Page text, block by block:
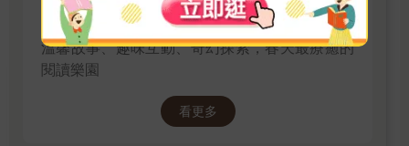
險
溫馨故事、趣味互動、奇幻探索，春天最療癒的
閱讀樂園
看更多